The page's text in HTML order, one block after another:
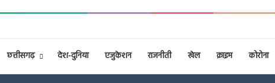
छत्तीसगढ़ देश-दुनिया एजुकेशन राजनीती खेल क्राइम कोरोना